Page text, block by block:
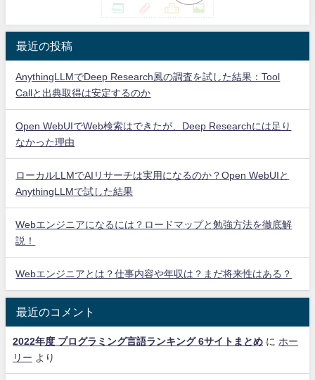
最近の投稿
AnythingLLMでDeep Research風の調査を試した結果：Tool
Callと出典取得は安定するのか
Open WebUIでWeb検索はできたが、Deep Researchには足り
なかった理由
ローカルLLMでAIリサーチは実用になるのか？Open WebUIと
AnythingLLMで試した結果
Webエンジニアになるには？ロードマップと勉強方法を徹底解
説！
Webエンジニアとは？仕事内容や年収は？まだ将来性はある？
最近のコメント
2022年度 プログラミング言語ランキング 6サイトまとめ に ホー
リー より